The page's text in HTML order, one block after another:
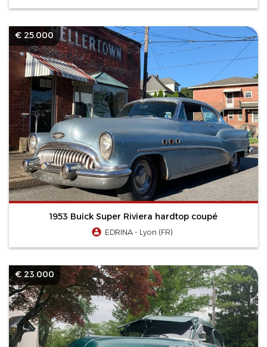
€ 25.000
1953 Buick Super Riviera hardtop coupé
EDRINA - Lyon (FR)
€ 23.000